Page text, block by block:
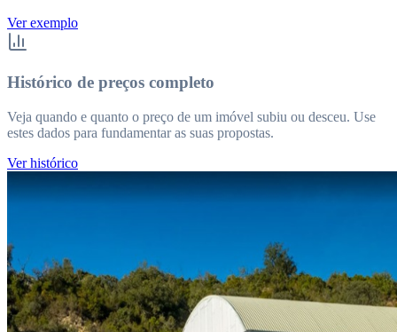
Ver exemplo
Histórico de preços completo
Veja quando e quanto o preço de um imóvel subiu ou desceu. Use
estes dados para fundamentar as suas propostas.
Ver histórico